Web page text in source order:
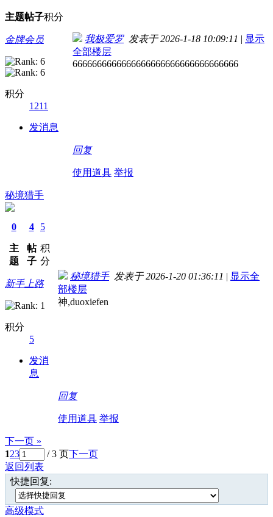
主题帖子积分
金牌会员
积分
1211
发消息
我极爱罗发表于 2026-1-18 10:09:11 | 显示
全部楼层
6666666666666666666666666666666666
回复
使用道具 举报
秘境猎手
0
主
题
4
帖
子
5
积
分
新手上路
积分
5
发消
息
秘境猎手发表于 2026-1-20 01:36:11 | 显示全
部楼层
神,duoxiefen
回复
使用道具 举报
下一页 »
123 / 3 页下一页
返回列表
快捷回复:
高级模式